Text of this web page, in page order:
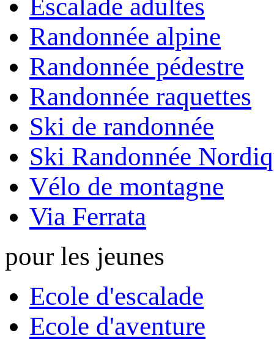
Escalade adultes
Randonnée alpine
Randonnée pédestre
Randonnée raquettes
Ski de randonnée
Ski Randonnée
Vélo de montagne
Via Ferrata
pour les jeunes
Ecole d'escalade
Ecole d'aventure